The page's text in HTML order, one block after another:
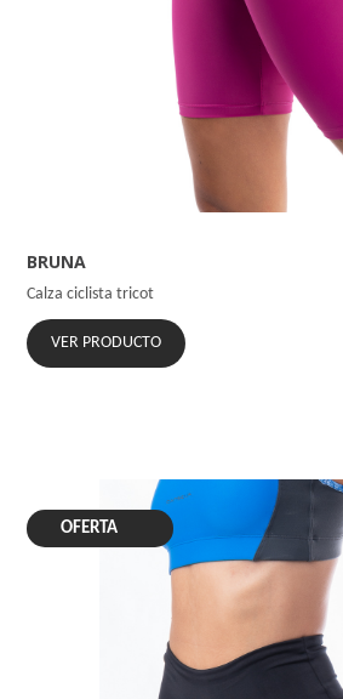
BRUNA
Calza ciclista tricot
VER PRODUCTO
OFERTA